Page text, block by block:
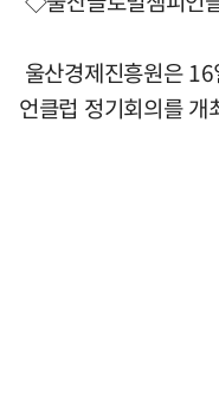
울산경제진흥원은
언클럽 정기회의를 개